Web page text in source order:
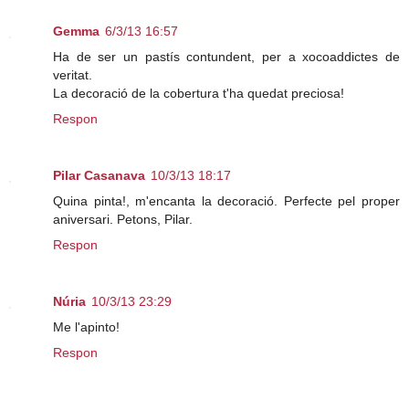
Gemma 6/3/13 16:57
Ha de ser un pastís contundent, per a xocoaddictes de
veritat.
La decoració de la cobertura t'ha quedat preciosa!
Respon
Pilar Casanava 10/3/13 18:17
Quina pinta!, m'encanta la decoració. Perfecte pel proper
aniversari. Petons, Pilar.
Respon
Núria 10/3/13 23:29
Me l'apinto!
Respon